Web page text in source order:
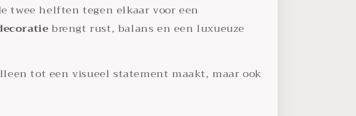
twee helften tegen elkaar voor een
brengt rust, balans en een luxueuze
tot een visueel statement maakt, maar ook